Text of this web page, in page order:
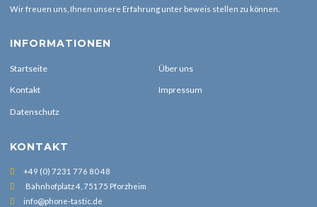
Wir freuen uns, Ihnen unsere Erfahrung unter beweis stellen zu können.
INFORMATIONEN
Startseite Über uns
Kontakt Impressum
Datenschutz
KONTAKT
+49 (0) 7231 776 80 48
Bahnhofplatz 4, 75175 Pforzheim
info@phone-tastic.de